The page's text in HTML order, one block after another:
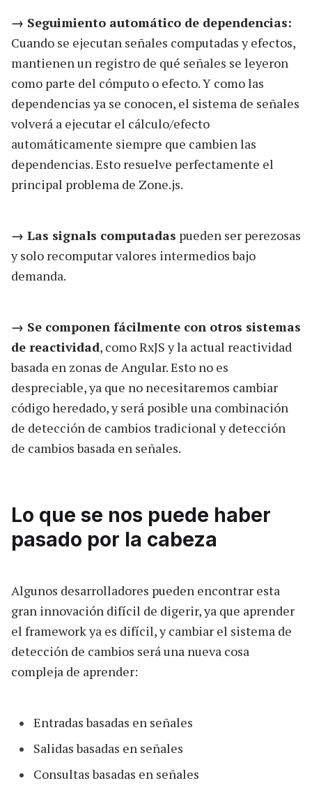
→ Seguimiento automático de dependencias:
Cuando se ejecutan señales computadas y efectos,
mantienen un registro de qué señales se leyeron
como parte del cómputo o efecto. Y como las
dependencias ya se conocen, el sistema de señales
volverá a ejecutar el cálculo/efecto
automáticamente siempre que cambien las
dependencias. Esto resuelve perfectamente el
principal problema de Zone.js.
→ Las signals computadas pueden ser perezosas
y solo recomputar valores intermedios bajo
demanda.
→ Se componen fácilmente con otros sistemas
de reactividad, como RxJS y la actual reactividad
basada en zonas de Angular. Esto no es
despreciable, ya que no necesitaremos cambiar
código heredado, y será posible una combinación
de detección de cambios tradicional y detección
de cambios basada en señales.
Lo que se nos puede haber
pasado por la cabeza
Algunos desarrolladores pueden encontrar esta
gran innovación difícil de digerir, ya que aprender
el framework ya es difícil, y cambiar el sistema de
detección de cambios será una nueva cosa
compleja de aprender:
Entradas basadas en señales
Salidas basadas en señales
Consultas basadas en señales